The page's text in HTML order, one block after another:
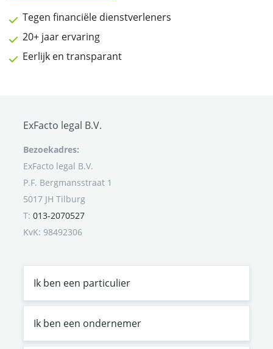
Tegen financiële dienstverleners
20+ jaar ervaring
Eerlijk en transparant
ExFacto legal B.V.
Bezoekadres:
ExFacto legal B.V.
P.F. Bergmansstraat 1
5017 JH Tilburg
T: 013-2070527
KvK: 98492306
Ik ben een particulier
Ik ben een ondernemer